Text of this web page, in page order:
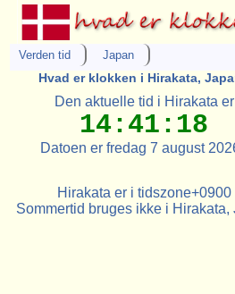
Verden tid Japan
Hvad er klokken i Hirakata,
Den aktuelle tid i Hirakata er
14:41:18
Datoen er fredag 7 august
Hirakata er i tidszone+0900
Sommertid bruges ikke i Hirakata,